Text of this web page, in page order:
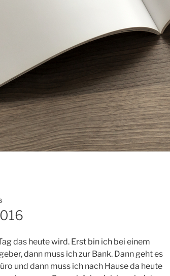
das heute wird. Erst bin ich bei einem
dann muss ich zur Bank. Dann geht es
und dann muss ich nach Hause da heute